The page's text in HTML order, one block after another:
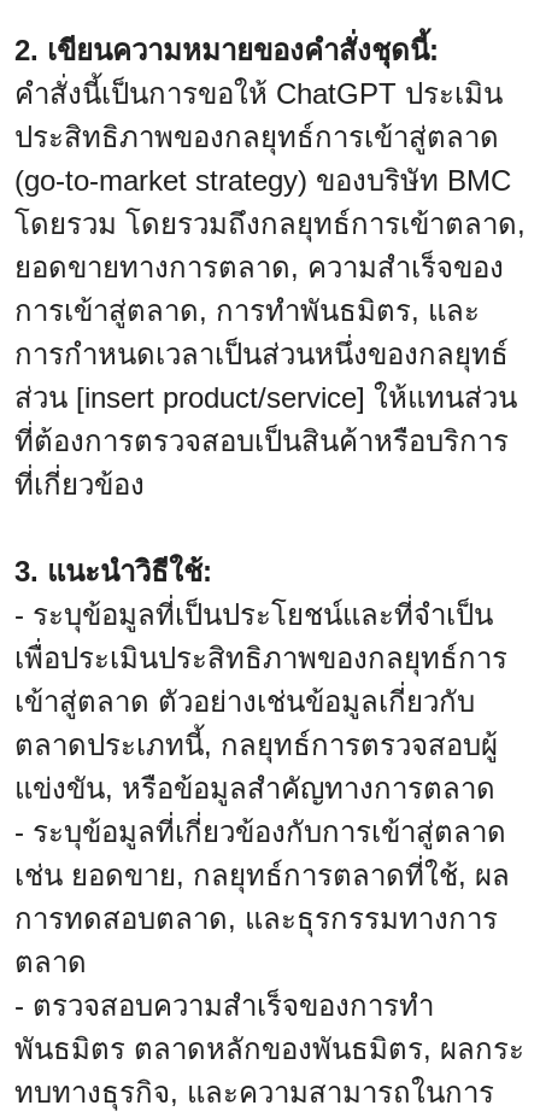
2. เขียนความหมายของคำสั่งชุดนี้:
คำสั่งนี้เป็นการขอให้ ChatGPT ประเมิน
ประสิทธิภาพของกลยุทธ์การเข้าสู่ตลาด
(go-to-market strategy) ของบริษัท BMC
โดยรวม โดยรวมถึงกลยุทธ์การเข้าตลาด,
ยอดขายทางการตลาด, ความสำเร็จของ
การเข้าสู่ตลาด, การทำพันธมิตร, และ
การกำหนดเวลาเป็นส่วนหนึ่งของกลยุทธ์
ส่วน [insert product/service] ให้แทนส่วน
ที่ต้องการตรวจสอบเป็นสินค้าหรือบริการ
ที่เกี่ยวข้อง
3. แนะนำวิธีใช้:
- ระบุข้อมูลที่เป็นประโยชน์และที่จำเป็น
เพื่อประเมินประสิทธิภาพของกลยุทธ์การ
เข้าสู่ตลาด ตัวอย่างเช่นข้อมูลเกี่ยวกับ
ตลาดประเภทนี้, กลยุทธ์การตรวจสอบผู้
แข่งขัน, หรือข้อมูลสำคัญทางการตลาด
- ระบุข้อมูลที่เกี่ยวข้องกับการเข้าสู่ตลาด
เช่น ยอดขาย, กลยุทธ์การตลาดที่ใช้, ผล
การทดสอบตลาด, และธุรกรรมทางการ
ตลาด
- ตรวจสอบความสำเร็จของการทำ
พันธมิตร ตลาดหลักของพันธมิตร, ผลกระ
ทบทางธุรกิจ, และความสามารถในการ